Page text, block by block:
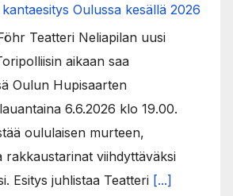
Oulussa kesällä 2026
Teatteri Neliapilan uusi
aikaan saa
Oulun Hupisaarten
6.6.2026 klo 19.00.
oululaisen murteen,
rakkaustarinat viihdyttäväksi
Esitys juhlistaa Teatteri [...]